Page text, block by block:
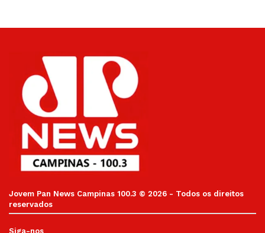
Jovem Pan News Campinas 100.3 © 2026 - Todos os direitos
reservados
Siga-nos